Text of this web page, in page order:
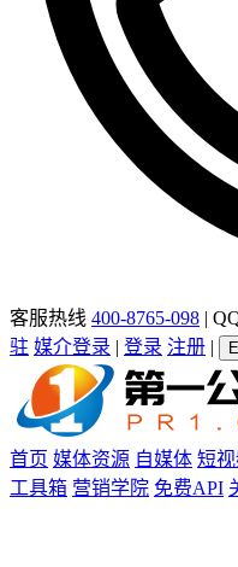
客服热线 400-8765-098 |
驻 媒介登录 | 登录 注册 |
首页 媒体资源 自媒体 短
工具箱 营销学院 免费API